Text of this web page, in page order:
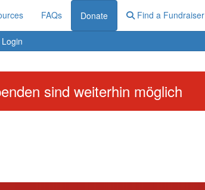
FAQs Donate Find a Fundraiser
Login
sind weiterhin möglich